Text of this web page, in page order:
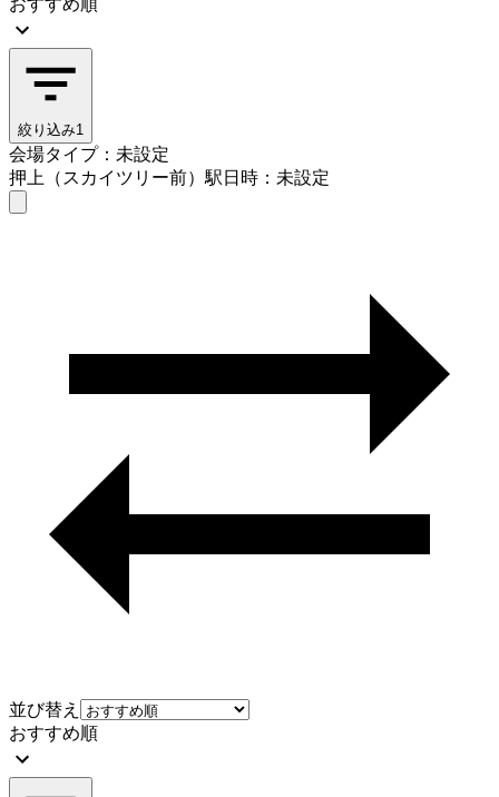
絞り込み1
会場タイプ：未設定
押上（スカイツリー前）駅日時：未設定
並び替え
おすすめ順